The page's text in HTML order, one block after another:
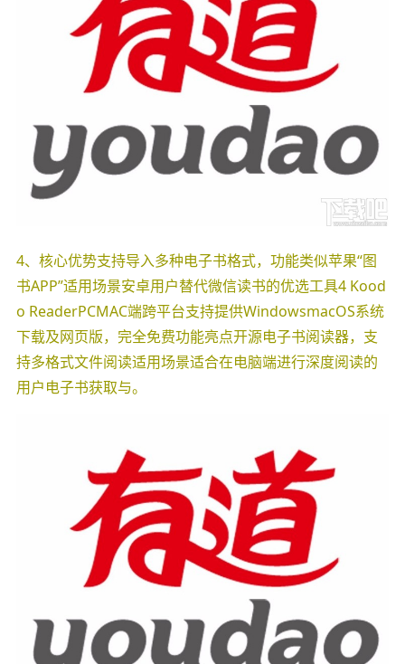
4、核心优势支持导入多种电子书格式，功能类似苹果“图
书APP”适用场景安卓用户替代微信读书的优选工具4 Kood
o ReaderPCMAC端跨平台支持提供WindowsmacOS系统
下载及网页版，完全免费功能亮点开源电子书阅读器，支
持多格式文件阅读适用场景适合在电脑端进行深度阅读的
用户电子书获取与。